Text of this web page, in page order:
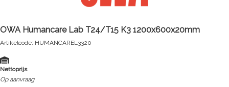
OWA Humancare Lab T24/T15 K3 1200x600x20mm
Artikelcode: HUMANCAREL3320
Nettoprijs
Op aanvraag